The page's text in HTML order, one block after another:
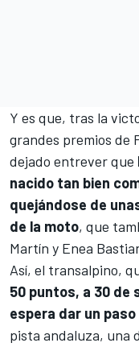
Y es que, tras la
grandes premios de
dejado entrever que
nacido tan bien
quejándose de
de la moto, que
Martín y Enea
Así, el transalpino,
50 puntos, a 30 de
espera dar un
pista andaluza, una